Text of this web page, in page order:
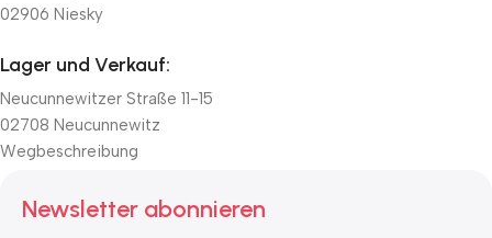
02906 Niesky
Lager und Verkauf:
Neucunnewitzer Straße 11-15
02708 Neucunnewitz
Wegbeschreibung
Newsletter abonnieren